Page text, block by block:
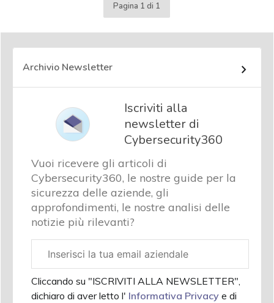
Pagina 1 di 1
Archivio Newsletter
Iscriviti alla
newsletter di
Cybersecurity360
Vuoi ricevere gli articoli di
Cybersecurity360, le nostre guide per la
sicurezza delle aziende, gli
approfondimenti, le nostre analisi delle
notizie più rilevanti?
aziendale
Cliccando su "ISCRIVITI ALLA NEWSLETTER",
dichiaro di aver letto l' Informativa Privacy e di